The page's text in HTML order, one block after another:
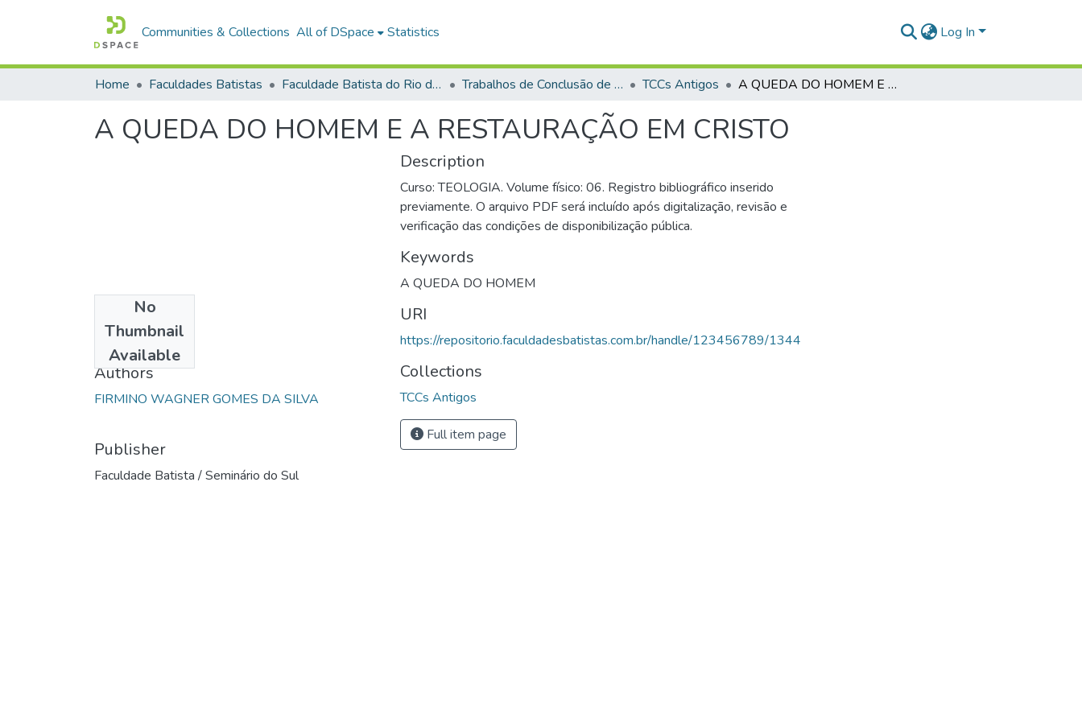
Communities & Collections All of DSpace Statistics Log In
Home Faculdades Batistas Faculdade Batista do Rio de Janeiro (FABAT-RJ) Trabalhos de Conclusão de Curso (TCC) TCCs Antigos A QUEDA DO HOMEM E A RESTAURAÇÃO EM CRISTO
A QUEDA DO HOMEM E A RESTAURAÇÃO EM CRISTO
No
Thumbnail
Available
2002
Authors
FIRMINO WAGNER GOMES DA SILVA
Publisher
Faculdade Batista / Seminário do Sul
Description
Curso: TEOLOGIA. Volume físico: 06. Registro bibliográfico inserido
previamente. O arquivo PDF será incluído após digitalização, revisão e
verificação das condições de disponibilização pública.
Keywords
A QUEDA DO HOMEM
URI
https://repositorio.faculdadesbatistas.com.br/handle/123456789/1344
Collections
TCCs Antigos
Full item page